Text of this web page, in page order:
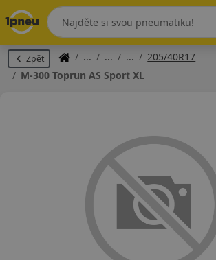
Zpět
205/40R17
M-300 Toprun AS Sport XL